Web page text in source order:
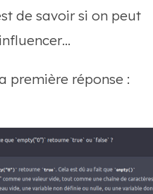
de savoir si on peut
première réponse :